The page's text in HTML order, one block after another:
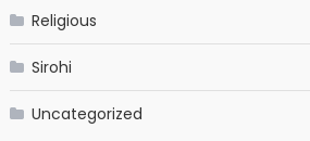
Religious
Sirohi
Uncategorized